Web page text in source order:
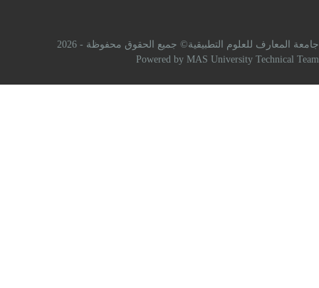
المعارف للعلوم التطبيقية© جميع الحقوق محفوظة - 2026
Powered by MAS University Technical